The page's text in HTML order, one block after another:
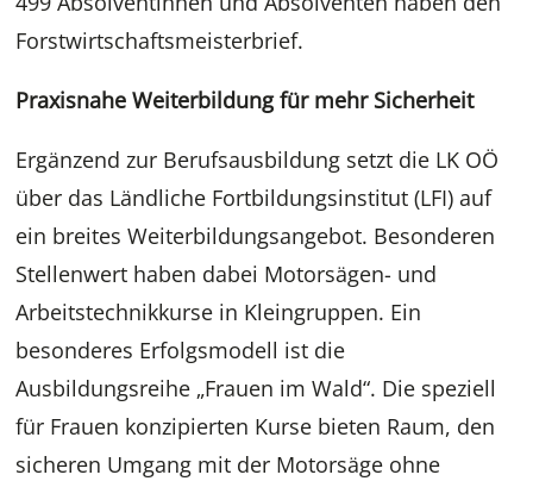
Forstwirtschaftsmeisterbrief.
Praxisnahe Weiterbildung für mehr Sicherheit
Ergänzend zur Berufsausbildung setzt die LK OÖ
über das Ländliche Fortbildungsinstitut (LFI) auf
ein breites Weiterbildungsangebot. Besonderen
Stellenwert haben dabei Motorsägen- und
Arbeitstechnikkurse in Kleingruppen. Ein
besonderes Erfolgsmodell ist die
Ausbildungsreihe „Frauen im Wald“. Die speziell
für Frauen konzipierten Kurse bieten Raum, den
sicheren Umgang mit der Motorsäge ohne